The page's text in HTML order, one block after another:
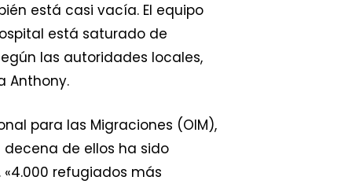
está casi vacía. El equipo
está saturado de
las autoridades locales,
Anthony.
para las Migraciones (OIM),
decena de ellos ha sido
refugiados más